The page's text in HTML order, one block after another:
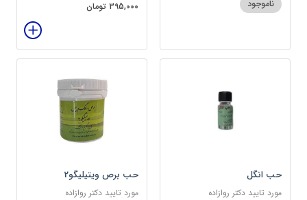
ناموجود 395,000 تومان
حب انگل
مورد تایید دکتر روازاده
حب برص ویتیلیگو2
مورد تایید دکتر روازاده